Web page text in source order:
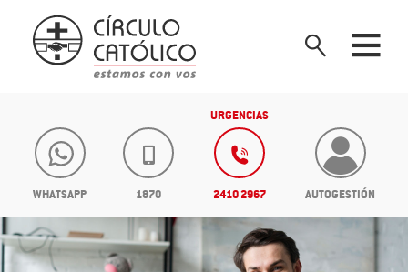
WHATSAPP 1870
URGENCIAS
2410 2967 AUTOGESTIÓN